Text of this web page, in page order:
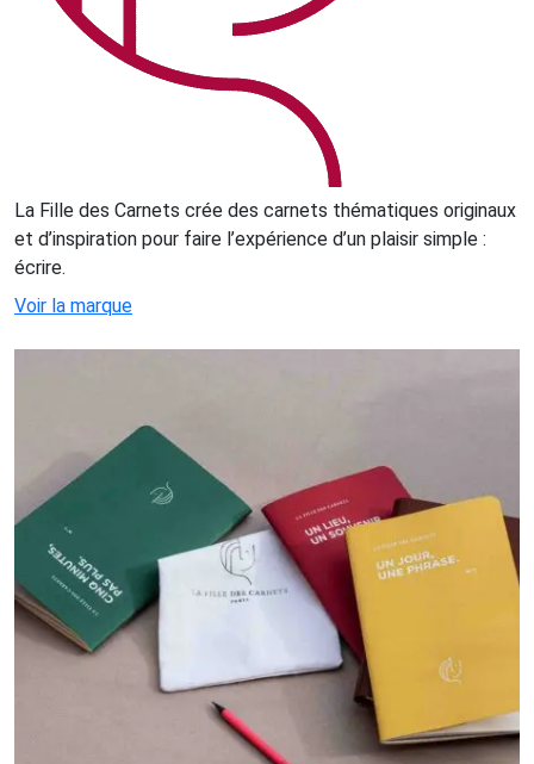
La Fille des Carnets crée des carnets thématiques originaux
et d’inspiration pour faire l’expérience d’un plaisir simple :
écrire.
Voir la marque